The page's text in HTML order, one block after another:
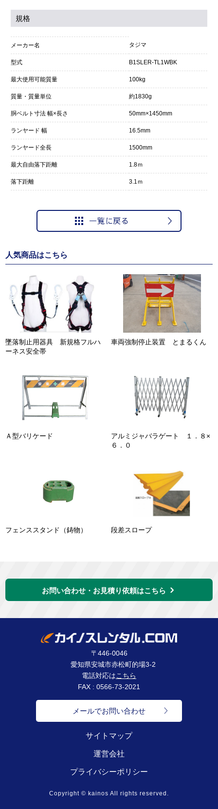
規格
メーカー名 タジマ
型式 B1SLER-TL1WBK
最大使用可能質量 100kg
質量・質量単位 約1830g
胴ベルト寸法 幅×長さ 50mm×1450mm
ランヤード 幅 16.5mm
ランヤード全長 1500mm
最大自由落下距離 1.8ｍ
落下距離 3.1ｍ
人気商品はこちら
墜落制止用器具 新規格フルハ
ーネス安全帯
車両強制停止装置 とまるくん
Ａ型バリケード
アルミジャバラゲート １．８×
６．０
フェンススタンド（鋳物） 段差スロープ
お問い合わせ・お見積り依頼はこちら
〒446-0046
愛知県安城市赤松町的場3-2
電話対応はこちら
FAX : 0566-73-2021
メールでお問い合わせ
サイトマップ
運営会社
プライバシーポリシー
Copyright © kainos All rights reserved.